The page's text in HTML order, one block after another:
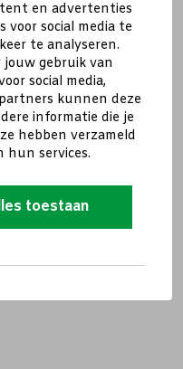
en advertenties
voor social media te
te analyseren.
gebruik van
social media,
kunnen deze
informatie die je
hebben verzameld
hun services.
toestaan